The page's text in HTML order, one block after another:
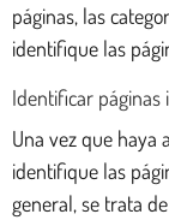
páginas, las
identifique las
Identificar
Una vez que haya
identifique las
general, se trata